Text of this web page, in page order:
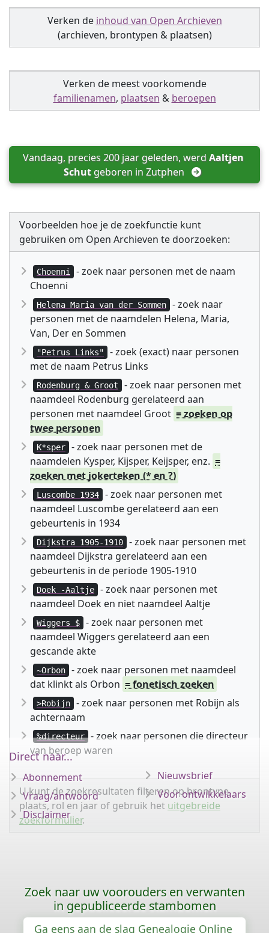
Verken de inhoud van Open Archieven
(archieven, brontypen & plaatsen)
Verken de meest voorkomende
familienamen, plaatsen & beroepen
Vandaag, precies 200 jaar geleden, werd Aaltjen
Schut geboren in Zutphen
Voorbeelden hoe je de zoekfunctie kunt
gebruiken om Open Archieven te doorzoeken:
Choenni
- zoek naar personen met de naam
Choenni
Helena Maria van der Sommen
- zoek naar
personen met de naamdelen Helena, Maria,
Van, Der en Sommen
"Petrus Links"
- zoek (exact) naar personen
met de naam Petrus Links
Rodenburg & Groot
- zoek naar personen met
naamdeel Rodenburg gerelateerd aan
personen met naamdeel Groot = zoeken op
twee personen
K*sper
- zoek naar personen met de
naamdelen Kysper, Kijsper, Keijsper, enz. =
zoeken met jokerteken (* en ?)
Luscombe 1934
- zoek naar personen met
naamdeel Luscombe gerelateerd aan een
gebeurtenis in 1934
Dijkstra 1905-1910
- zoek naar personen met
naamdeel Dijkstra gerelateerd aan een
gebeurtenis in de periode 1905-1910
Doek -Aaltje
- zoek naar personen met
naamdeel Doek en niet naamdeel Aaltje
Wiggers $
- zoek naar personen met
naamdeel Wiggers gerelateerd aan een
gescande akte
~Orbon
- zoek naar personen met naamdeel
dat klinkt als Orbon = fonetisch zoeken
>Robijn
- zoek naar personen met Robijn als
achternaam
%directeur
- zoek naar personen die directeur
van beroep waren
U kunt de zoekresultaten filteren op brontype,
plaats, rol en jaar of gebruik het uitgebreide
zoekformulier.
Direct naar...
Abonnement
Vraag/antwoord
Disclaimer
Nieuwsbrief
Voor ontwikkelaars
Zoek naar uw voorouders en verwanten
in gepubliceerde stambomen
Ga eens aan de slag Genealogie Online